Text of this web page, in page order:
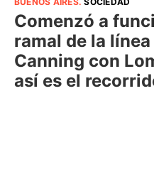
Comenzó a
ramal de la
Canning con
así es el